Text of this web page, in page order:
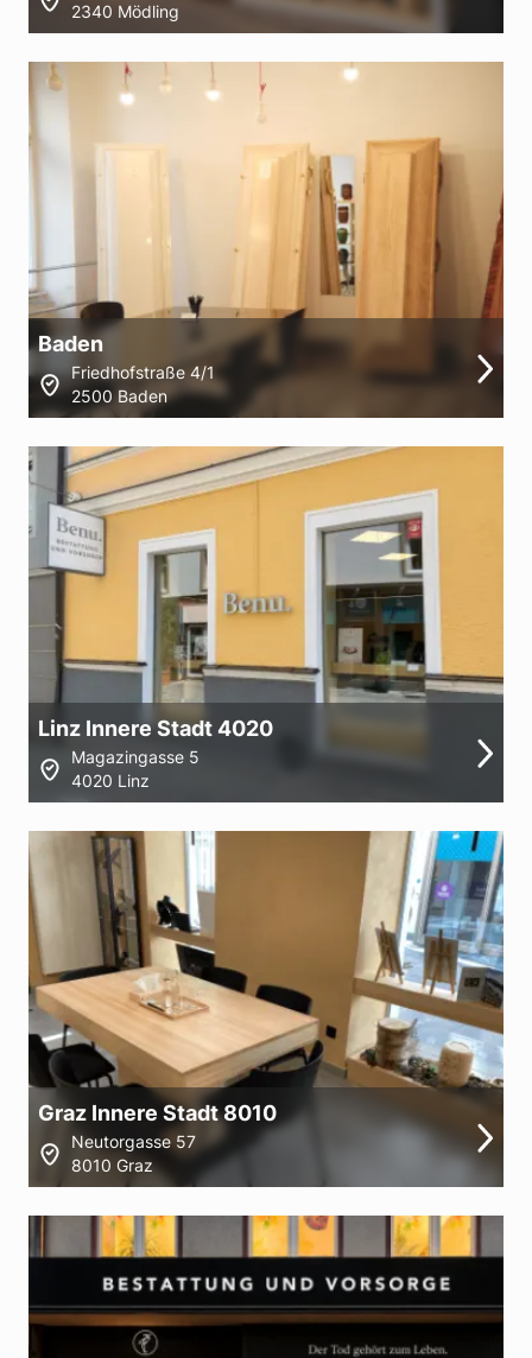
2340 Mödling
Baden
Friedhofstraße 4/1
2500 Baden
Linz Innere Stadt 4020
Magazingasse 5
4020 Linz
Graz Innere Stadt 8010
Neutorgasse 57
8010 Graz